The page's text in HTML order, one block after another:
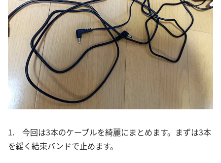
1. 今回は3本のケーブルを綺麗にまとめます。まずは3本
を緩く結束バンドで止めます。